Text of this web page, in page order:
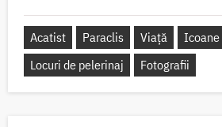
Acatist Paraclis Viață Icoane
Locuri de pelerinaj
Fotografii